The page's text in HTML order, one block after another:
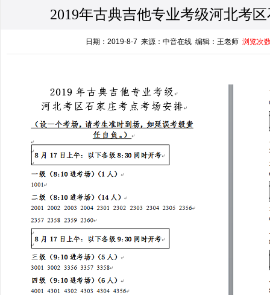
2019年古典吉他专业考级河北考
日期：2019-8-7 来源：中音在线 编辑：王老师 浏览次